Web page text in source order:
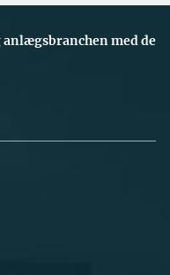
med de